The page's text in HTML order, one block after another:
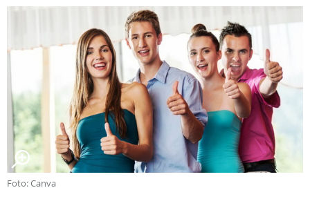
Foto: Canva